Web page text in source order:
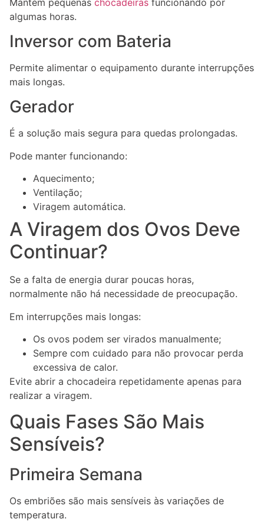
algumas horas.
Inversor com Bateria
Permite alimentar o equipamento durante interrupções
mais longas.
Gerador
É a solução mais segura para quedas prolongadas.
Pode manter funcionando:
Aquecimento;
Ventilação;
Viragem automática.
A Viragem dos Ovos Deve
Continuar?
Se a falta de energia durar poucas horas,
normalmente não há necessidade de preocupação.
Em interrupções mais longas:
Os ovos podem ser virados manualmente;
Sempre com cuidado para não provocar perda
excessiva de calor.
Evite abrir a chocadeira repetidamente apenas para
realizar a viragem.
Quais Fases São Mais
Sensíveis?
Primeira Semana
Os embriões são mais sensíveis às variações de
temperatura.